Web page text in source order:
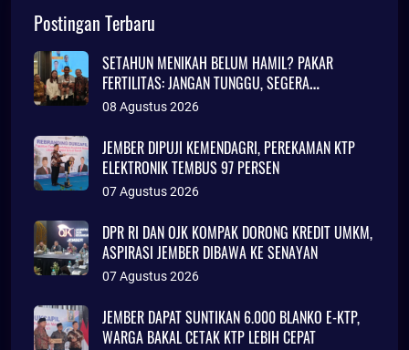
Postingan Terbaru
SETAHUN MENIKAH BELUM HAMIL? PAKAR
FERTILITAS: JANGAN TUNGGU, SEGERA
KONSULTASI
08 Agustus 2026
JEMBER DIPUJI KEMENDAGRI, PEREKAMAN KTP
ELEKTRONIK TEMBUS 97 PERSEN
07 Agustus 2026
DPR RI DAN OJK KOMPAK DORONG KREDIT UMKM,
ASPIRASI JEMBER DIBAWA KE SENAYAN
07 Agustus 2026
JEMBER DAPAT SUNTIKAN 6.000 BLANKO E-KTP,
WARGA BAKAL CETAK KTP LEBIH CEPAT